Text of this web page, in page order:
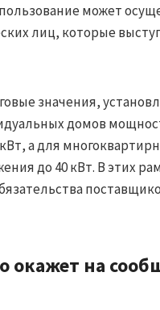
может
лиц, которые
значения,
домов
а для
до 40 кВт. В этих
окажет на